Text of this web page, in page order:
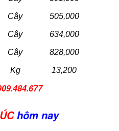
Cây 505,000
Cây 634,000
Cây 828,000
Kg 13,200
hôm nay